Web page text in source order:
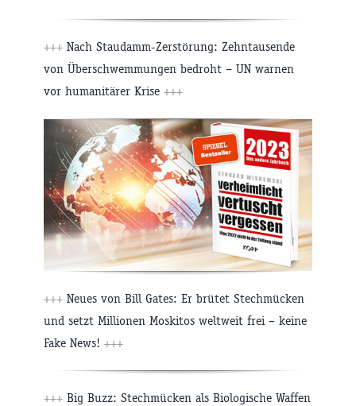
+++ Nach Staudamm-Zerstörung: Zehntausende
von Überschwemmungen bedroht – UN warnen
vor humanitärer Krise +++
+++ Neues von Bill Gates: Er brütet Stechmücken
und setzt Millionen Moskitos weltweit frei – keine
Fake News! +++
+++ Big Buzz: Stechmücken als Biologische Waffen